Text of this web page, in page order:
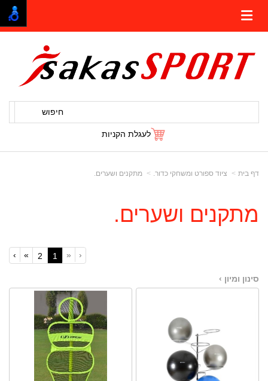
חיפוש
לעגלת הקניות
דף בית ציוד ספורט ומשחקי כדור. מתקנים ושערים.
מתקנים ושערים.
‹
«
1
2
»
›
סינון ומיון ›